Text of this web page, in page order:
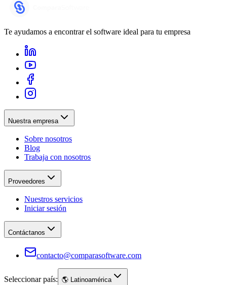
Te ayudamos a encontrar el software ideal para tu empresa
Nuestra empresa
Sobre nosotros
Blog
Trabaja con nosotros
Proveedores
Nuestros servicios
Iniciar sesión
Contáctanos
contacto@comparasoftware.com
Seleccionar país: 🌎 Latinoamérica